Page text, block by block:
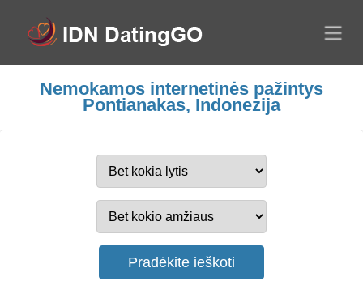
Nemokamos internetinės pažintys
Pontianakas, Indonezija